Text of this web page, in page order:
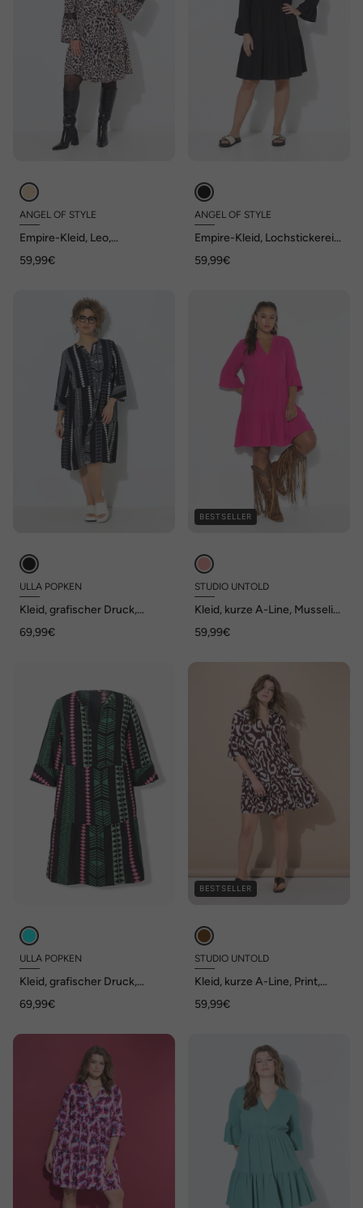
ANGEL OF STYLE
Empire-Kleid, Leo,
Volants, Angel of Style x
59,99€
ANGEL OF STYLE
Empire-Kleid, Lochstickerei-
Style x MIAMODA
59,99€
ULLA POPKEN
Kleid, grafischer Druck,
69,99€
BESTSELLER
STUDIO UNTOLD
Kleid, kurze A-Line, Musselin,
59,99€
ULLA POPKEN
Kleid, grafischer Druck,
69,99€
BESTSELLER
STUDIO UNTOLD
Kleid, kurze A-Line, Print,
59,99€